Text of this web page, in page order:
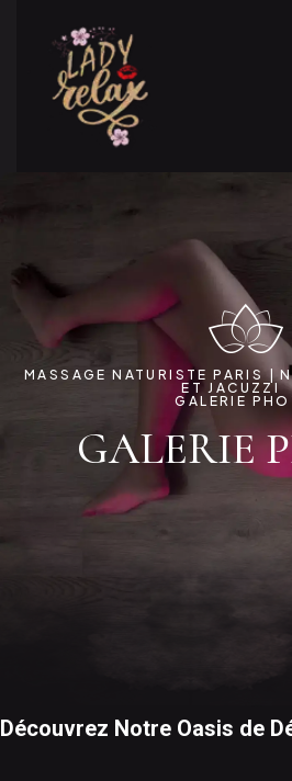
MASSAGE NATURISTE PARIS |
ET JACUZZI
GALERIE
GALERIE
Découvrez Notre Oasis de